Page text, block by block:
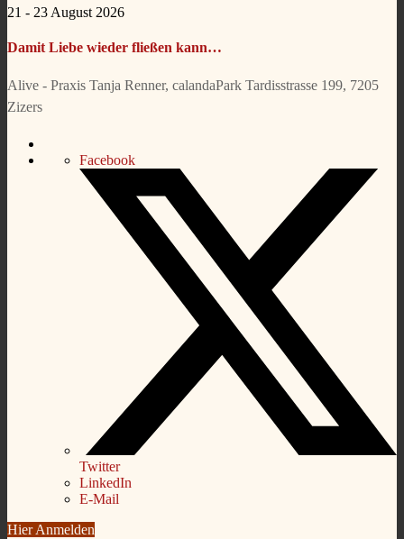
21 - 23 August 2026
Damit Liebe wieder fließen kann…
Alive - Praxis Tanja Renner, calandaPark Tardisstrasse 199, 7205
Zizers
Facebook
Twitter
LinkedIn
E-Mail
Hier Anmelden